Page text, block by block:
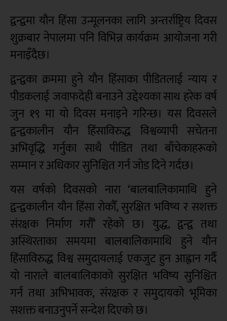
द्वन्द्वमा यौन हिंसा उन्मूलनका लागि अन्तर्राष्ट्रिय दिवस
शुक्रबार नेपालमा पनि विभिन्न कार्यक्रम आयोजना गरी
मनाइँदैछ।
द्वन्द्वका क्रममा हुने यौन हिंसाका पीडितलाई न्याय र
पीडकलाई जवाफदेही बनाउने उद्देश्यका साथ हरेक वर्ष
जुन १९ मा यो दिवस मनाइने गरिन्छ। यस दिवसले
द्वन्द्वकालीन यौन हिंसाविरुद्ध विश्वव्यापी सचेतना
अभिवृद्धि गर्नुका साथै पीडित तथा बाँचेकाहरूको
सम्मान र अधिकार सुनिश्चित गर्न जोड दिने गर्दछ।
यस वर्षको दिवसको नारा ‘बालबालिकामाथि हुने
द्वन्द्वकालीन यौन हिंसा रोकौँ, सुरक्षित भविष्य र सशक्त
संरक्षक निर्माण गरौँ’ रहेको छ। युद्ध, द्वन्द्व तथा
अस्थिरताका समयमा बालबालिकामाथि हुने यौन
हिंसाविरुद्ध विश्व समुदायलाई एकजुट हुन आह्वान गर्दै
यो नाराले बालबालिकाको सुरक्षित भविष्य सुनिश्चित
गर्न तथा अभिभावक, संरक्षक र समुदायको भूमिका
सशक्त बनाउनुपर्ने सन्देश दिएको छ।